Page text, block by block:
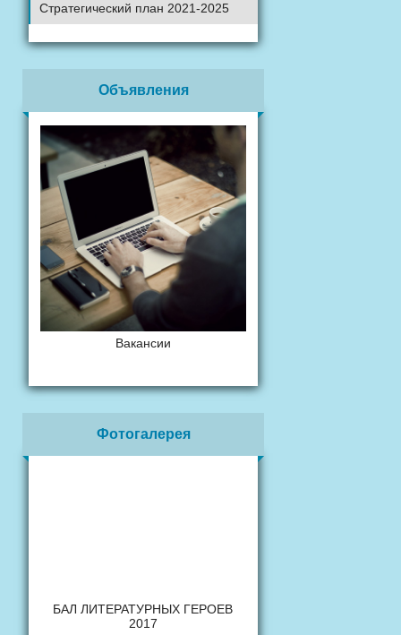
Стратегический план 2021-2025
Объявления
Вакансии
Фотогалерея
БАЛ ЛИТЕРАТУРНЫХ ГЕРОЕВ
2017